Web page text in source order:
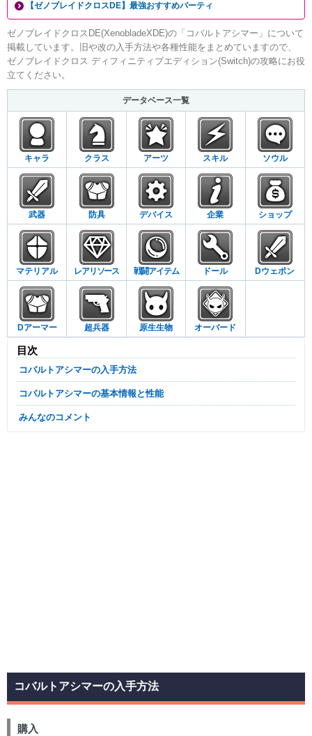
【ゼノブレイドクロスDE】最強おすすめパーティ
ゼノブレイドクロスDE(XenobladeXDE)の「コバルトアシマー」について
掲載しています。旧や改の入手方法や各種性能をまとめていますので、
ゼノブレイドクロス ディフィニティブエディション(Switch)の攻略にお役
立てください。
データベース一覧
キャラ クラス アーツ スキル ソウル
武器 防具 デバイス 企業 ショップ
マテリアル レアリソース 戦闘アイテム ドール Dウェポン
Dアーマー 超兵器 原生生物 オーバード
目次
コバルトアシマーの入手方法
コバルトアシマーの基本情報と性能
みんなのコメント
コバルトアシマーの入手方法
購入